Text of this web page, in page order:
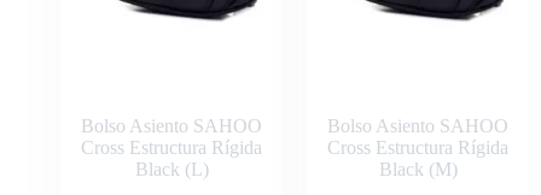
Bolso Asiento SAHOO
Cross Estructura Rígida
Black (L)
Bolso Asiento SAHOO
Cross Estructura Rígida
Black (M)